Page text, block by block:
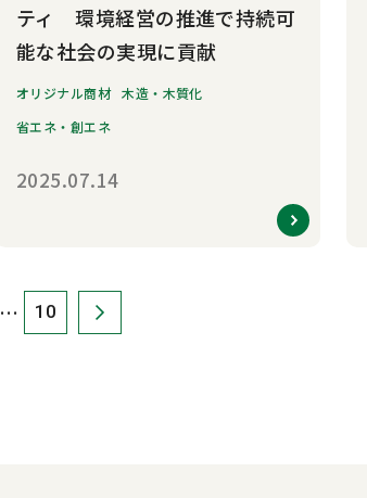
ティ 環境経営の推進で持続可
能な社会の実現に貢献
オリジナル商材 木造・木質化
省エネ・創エネ
2025.07.14
… 10